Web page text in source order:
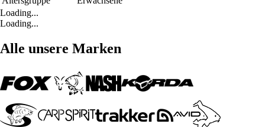
Loading...
Loading...
Alle unsere Marken